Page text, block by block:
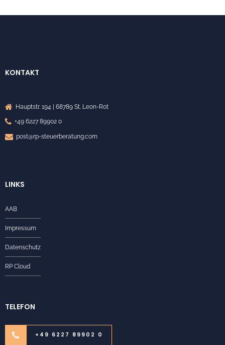
KONTAKT
Hauptstr. 194 | 68789 St. Leon-Rot
+49 6227 89902 0
post@rp-steuerberatung.com
LINKS
AAB
Impressum
Datenschutz
RP Cloud
TELEFON
+49 6227 89902 0